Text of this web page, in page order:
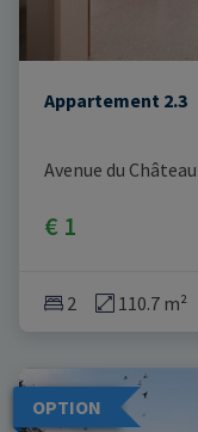
Appartement 2.3
Avenue du
€ 1
2 110.7 m²
OPTION